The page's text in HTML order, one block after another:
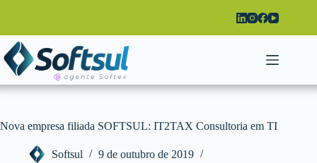
conteúdo
Nova empresa filiada SOFTSUL: IT2TAX Consultoria em TI
Softsul
9 de outubro de 2019